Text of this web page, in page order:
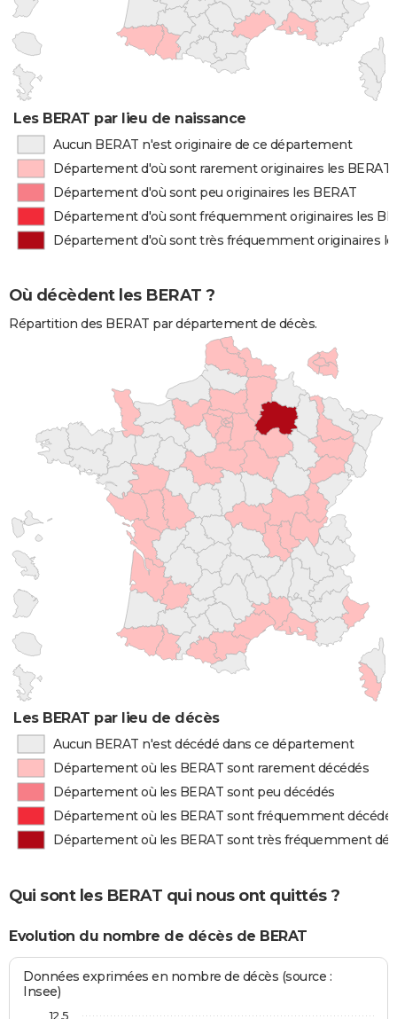
Les BERAT par lieu de naissance
Aucun BERAT n'est originaire de ce département
Département d'où sont rarement originaires les BERAT
Département d'où sont peu originaires les BERAT
Département d'où sont fréquemment originaires les
Département d'où sont très fréquemment originaires
Où décèdent les BERAT ?
Répartition des BERAT par département de décès.
Les BERAT par lieu de décès
Aucun BERAT n'est décédé dans ce département
Département où les BERAT sont rarement décédés
Département où les BERAT sont peu décédés
Département où les BERAT sont fréquemment
Département où les BERAT sont très fréquemment
Qui sont les BERAT qui nous ont quittés ?
Evolution du nombre de décès de BERAT
Données exprimées en nombre de décès (source :
Insee)
12,5